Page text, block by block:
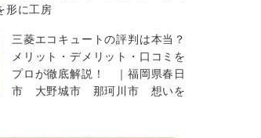
に工房
三菱エコキュートの評判は本当？
メリット・デメリット・口コミを
プロが徹底解説！ ｜福岡県春日
市 大野城市 那珂川市 想いを